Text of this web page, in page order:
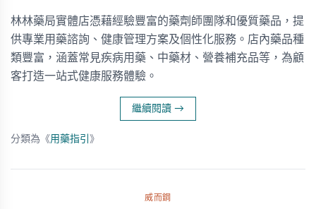
林林藥局實體店憑藉經驗豐富的藥劑師團隊和優質藥品，提
供專業用藥諮詢、健康管理方案及個性化服務。店內藥品種
類豐富，涵蓋常見疾病用藥、中藥材、營養補充品等，為顧
客打造一站式健康服務體驗。
繼續閱讀 →
分類為《用藥指引 》
威而鋼